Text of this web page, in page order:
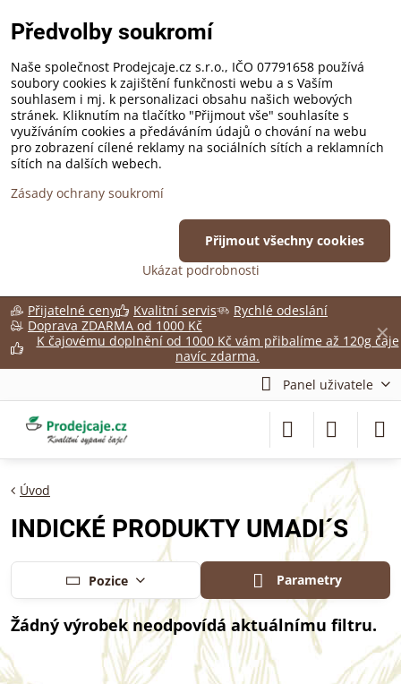
✕
Přijatelné ceny Kvalitní servis
Rychlé odeslání
Doprava ZDARMA od 1000 Kč
K čajovému doplnění od 1000 Kč vám přibalíme až 120g čaje
navíc zdarma.
Panel uživatele
Úvod
INDICKÉ PRODUKTY UMADI´S
Pozice Parametry
Předvolby soukromí
Naše společnost Prodejcaje.cz s.r.o., IČO 07791658 používá
soubory cookies k zajištění funkčnosti webu a s Vaším
souhlasem i mj. k personalizaci obsahu našich webových
stránek. Kliknutím na tlačítko "Přijmout vše" souhlasíte s
využíváním cookies a předáváním údajů o chování na webu
pro zobrazení cílené reklamy na sociálních sítích a reklamních
sítích na dalších webech.
Zásady ochrany soukromí
Ukázat podrobnosti
Přijmout všechny cookies